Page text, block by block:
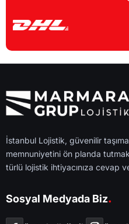
İstanbul Lojistik, güvenilir
memnuniyetini ön planda
türlü lojistik ihtiyacınıza cevap
Sosyal Medyada Biz.